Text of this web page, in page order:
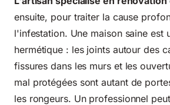
ensuite, pour traiter la cause
l'infestation. Une maison saine est
hermétique : les joints autour des
fissures dans les murs et les
mal protégées sont autant de
les rongeurs. Un professionnel